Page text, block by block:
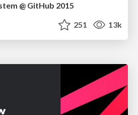
@ GitHub 2015
251 13k